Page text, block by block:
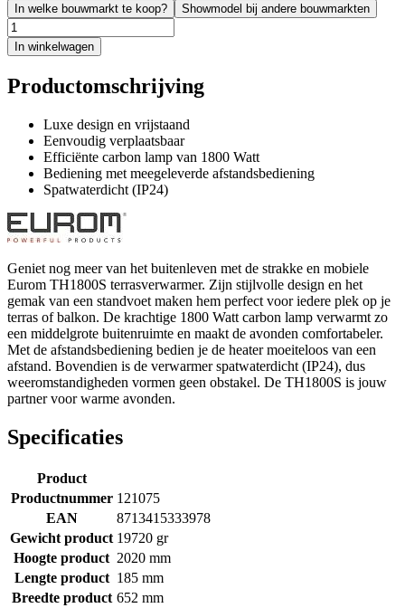
In welke bouwmarkt te koop? Showmodel bij andere bouwmarkten
In winkelwagen
Productomschrijving
Luxe design en vrijstaand
Eenvoudig verplaatsbaar
Efficiënte carbon lamp van 1800 Watt
Bediening met meegeleverde afstandsbediening
Spatwaterdicht (IP24)
Geniet nog meer van het buitenleven met de strakke en mobiele
Eurom TH1800S terrasverwarmer. Zijn stijlvolle design en het
gemak van een standvoet maken hem perfect voor iedere plek op je
terras of balkon. De krachtige 1800 Watt carbon lamp verwarmt zo
een middelgrote buitenruimte en maakt de avonden comfortabeler.
Met de afstandsbediening bedien je de heater moeiteloos van een
afstand. Bovendien is de verwarmer spatwaterdicht (IP24), dus
weeromstandigheden vormen geen obstakel. De TH1800S is jouw
partner voor warme avonden.
Specificaties
Product
Productnummer 121075
EAN
8713415333978
Gewicht product 19720 gr
Hoogte product 2020 mm
Lengte product 185 mm
Breedte product 652 mm